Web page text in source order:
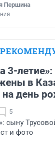
Першина
3-
в
на день
5
сыну
и фото